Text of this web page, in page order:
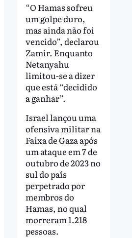
“O Hamas sofreu
um golpe duro,
mas ainda não foi
vencido”, declarou
Zamir. Enquanto
Netanyahu
limitou-se a dizer
que está “decidido
a ganhar”.
Israel lançou uma
ofensiva militar na
Faixa de Gaza após
um ataque em 7 de
outubro de 2023 no
sul do país
perpetrado por
membros do
Hamas, no qual
morreram 1.218
pessoas.